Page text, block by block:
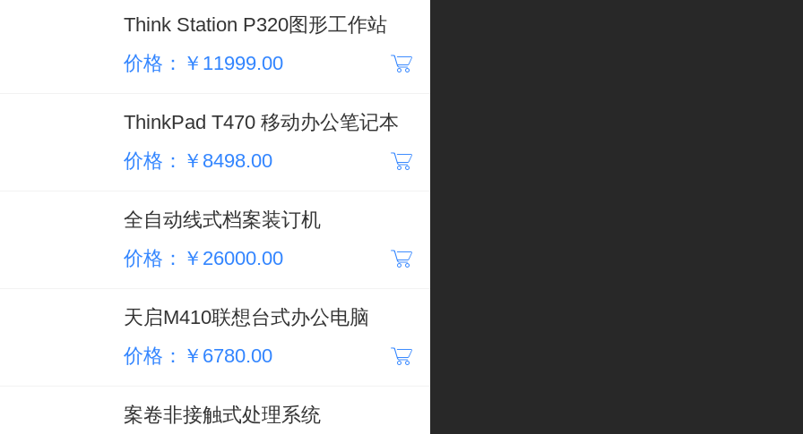
Think Station P320图形工作站
价格：￥11999.00
ThinkPad T470 移动办公笔记本
价格：￥8498.00
全自动线式档案装订机
价格：￥26000.00
天启M410联想台式办公电脑
价格：￥6780.00
案卷非接触式处理系统